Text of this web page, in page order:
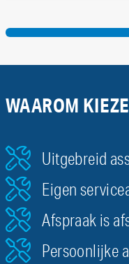
WAAROM
Uitgebreid
Eigen
Afspraak is
Persoonlijke